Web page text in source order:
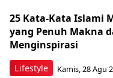
Lifestyle
25 Kata-Kata Islami
yang Penuh Makna
Menginspirasi
Kamis, 28 Agu